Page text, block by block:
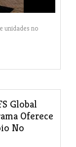
unidades no
Global
Oferece
No